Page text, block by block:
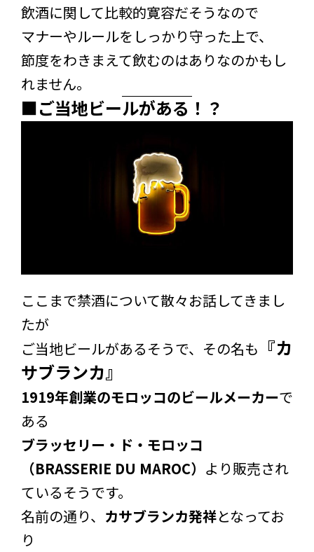
飲酒に関して比較的寛容だそうなので
マナーやルールをしっかり守った上で、
節度をわきまえて飲むのはありなのかもし
れません。
■ご当地ビールがある！？
ここまで禁酒について散々お話してきまし
たが
ご当地ビールがあるそうで、その名も 『カ
サブランカ』
1919年創業のモロッコのビールメーカーで
ある
ブラッセリー・ド・モロッコ
（BRASSERIE DU MAROC） より販売され
ているそうです。
名前の通り、 カサブランカ発祥となってお
り